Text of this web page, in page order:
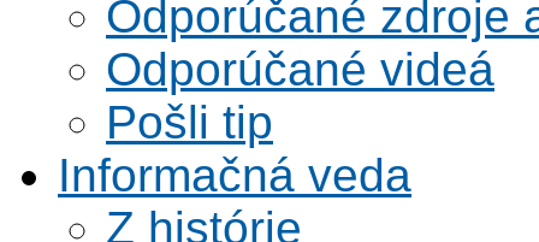
Odporúčané zdroje
Odporúčané videá
Pošli tip
Informačná veda
Z histórie